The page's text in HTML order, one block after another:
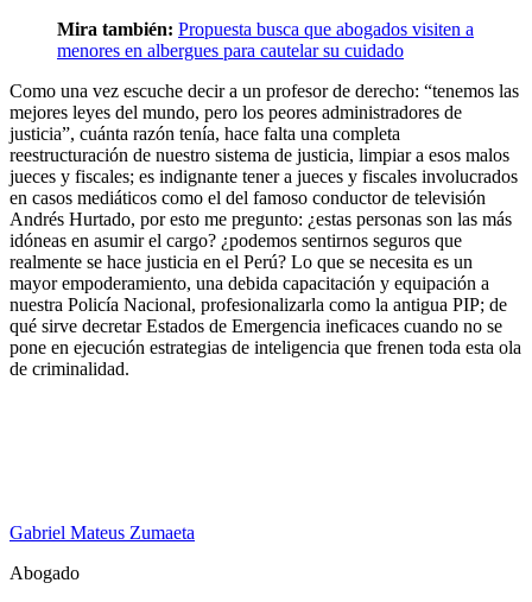
Mira también: Propuesta busca que abogados visiten a
menores en albergues para cautelar su cuidado
Como una vez escuche decir a un profesor de derecho: “tenemos las
mejores leyes del mundo, pero los peores administradores de
justicia”, cuánta razón tenía, hace falta una completa
reestructuración de nuestro sistema de justicia, limpiar a esos malos
jueces y fiscales; es indignante tener a jueces y fiscales involucrados
en casos mediáticos como el del famoso conductor de televisión
Andrés Hurtado, por esto me pregunto: ¿estas personas son las más
idóneas en asumir el cargo? ¿podemos sentirnos seguros que
realmente se hace justicia en el Perú? Lo que se necesita es un
mayor empoderamiento, una debida capacitación y equipación a
nuestra Policía Nacional, profesionalizarla como la antigua PIP; de
qué sirve decretar Estados de Emergencia ineficaces cuando no se
pone en ejecución estrategias de inteligencia que frenen toda esta ola
de criminalidad.
Gabriel Mateus Zumaeta
Abogado